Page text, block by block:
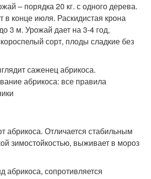
– порядка 20 кг. с одного дерева.
конце июля. Раскидистая крона
3 м. Урожай дает на 3-4 год,
сорт, плоды сладкие без
абрикоса. Отличается стабильным
зимостойкостью, выживает в мороз
сопротивляется